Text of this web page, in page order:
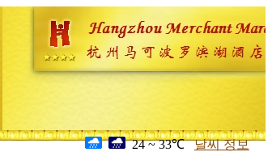
24 ~ 33℃ 날씨 정보